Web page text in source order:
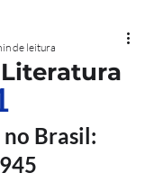
Literatura
de leitura
Brasil: